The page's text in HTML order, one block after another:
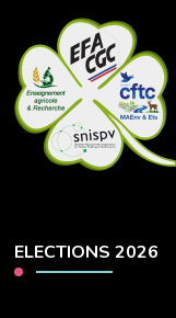
ELECTIONS 2026